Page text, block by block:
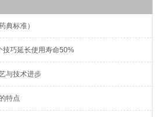
典标准）
技巧延长使用寿命50%
与技术进步
特点